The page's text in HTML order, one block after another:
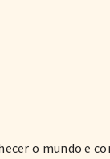
o mundo e